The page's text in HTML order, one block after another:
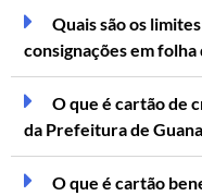
Quais são os
consignações em folha
O que é cartão de
da Prefeitura de
O que é cartão